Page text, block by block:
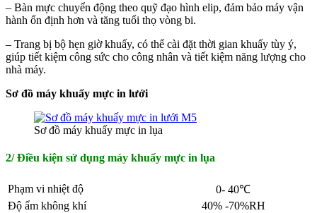
– Bàn mực chuyển động theo quỹ đạo hình elip, đảm bảo máy vận
hành ổn định hơn và tăng tuổi thọ vòng bi.
– Trang bị bộ hẹn giờ khuấy, có thể cài đặt thời gian khuấy tùy ý,
giúp tiết kiệm công sức cho công nhân và tiết kiệm năng lượng cho
nhà máy.
Sơ đồ máy khuấy mực in lưới
Sơ đồ máy khuấy mực in lụa
2/ Điều kiện sử dụng máy khuấy mực in lụa
Phạm vi nhiệt độ
0- 40℃
Độ ẩm không khí
40% -70%RH